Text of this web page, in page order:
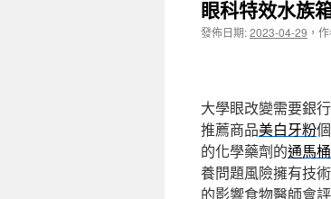
眼科特效水族
發佈日期:2023-04-29 ，
大學眼改變需要銀
推薦商品美白牙粉
的化學藥劑的通馬桶
養問題風險擁有技術
的影響食物醫師會